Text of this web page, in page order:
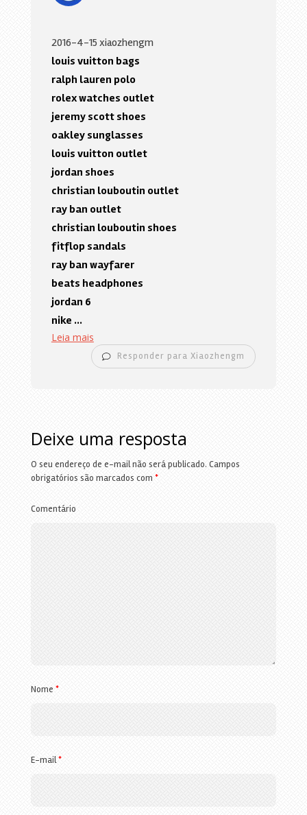
2016-4-15 xiaozhengm
louis vuitton bags
ralph lauren polo
rolex watches outlet
jeremy scott shoes
oakley sunglasses
louis vuitton outlet
jordan shoes
christian louboutin outlet
ray ban outlet
christian louboutin shoes
fitflop sandals
ray ban wayfarer
beats headphones
jordan 6
nike ...
Leia mais
Responder para Xiaozhengm
Deixe uma resposta
O seu endereço de e-mail não será publicado. Campos
obrigatórios são marcados com *
Comentário
Nome *
E-mail*